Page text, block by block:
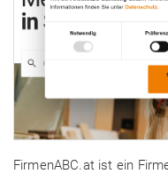
FirmenABC.at ist ein